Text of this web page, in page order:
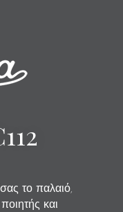
το παλαιό,
και